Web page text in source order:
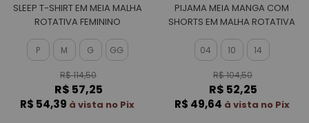
SLEEP T-SHIRT EM MEIA MALHA
ROTATIVA FEMININO
P M G GG
R$ 114,50
R$ 57,25
R$ 54,39 à vista no Pix
PIJAMA MEIA MANGA COM
SHORTS EM MALHA ROTATIVA
FEMININO
04 10 14
R$ 104,50
R$ 52,25
R$ 49,64 à vista no Pix